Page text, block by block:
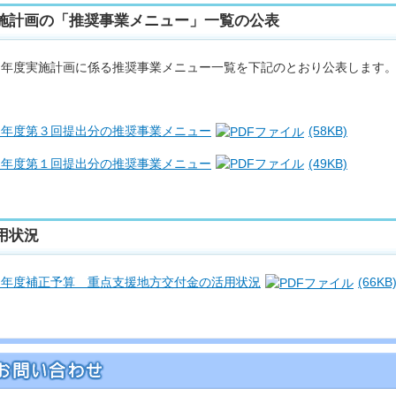
画の「推奨事業メニュー」一覧の公表
度実施計画に係る推奨事業メニュー一覧を下記のとおり公表します。
度第３回提出分の推奨事業メニュー (58KB)
度第１回提出分の推奨事業メニュー (49KB)
状況
度補正予算 重点支援地方交付金の活用状況 (66KB)